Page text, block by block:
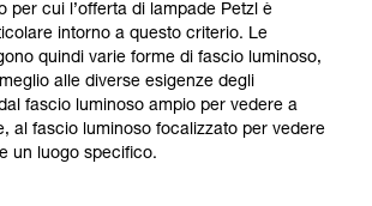
per cui l’offerta di lampade Petzl è
intorno a questo criterio. Le
quindi varie forme di fascio luminoso,
alle diverse esigenze degli
fascio luminoso ampio per vedere a
al fascio luminoso focalizzato per vedere
un luogo specifico.